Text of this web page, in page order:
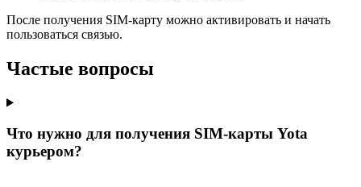
После получения SIM-карту можно активировать и начать
пользоваться связью.
Частые вопросы
Что нужно для получения SIM-карты Yota
курьером?